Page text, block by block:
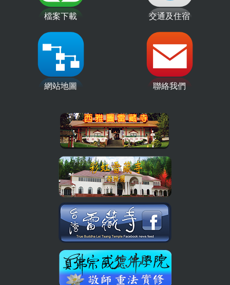
檔案下載 交通及住宿
網站地圖 聯絡我們